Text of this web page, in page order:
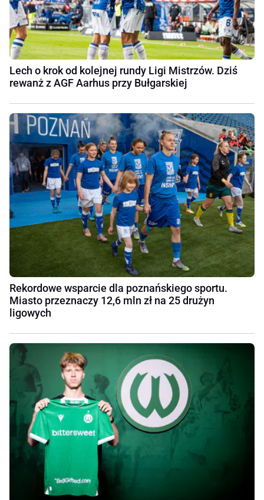
Lech o krok od kolejnej rundy Ligi Mistrzów. Dziś
rewanż z AGF Aarhus przy Bułgarskiej
Rekordowe wsparcie dla poznańskiego sportu.
Miasto przeznaczy 12,6 mln zł na 25 drużyn
ligowych